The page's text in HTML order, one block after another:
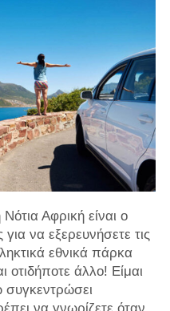
Αφρική είναι ο
να εξερευνήσετε τις
εθνικά πάρκα
άλλο! Είμαι
συγκεντρώσει